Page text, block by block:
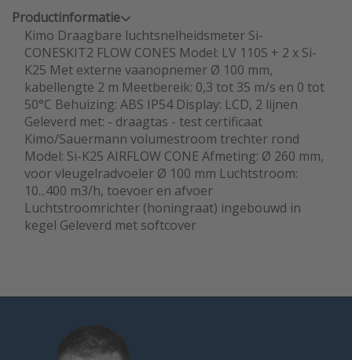
Productinformatie
Kimo Draagbare luchtsnelheidsmeter Si-
CONESKIT2 FLOW CONES Model: LV 110S + 2 x Si-
K25 Met externe vaanopnemer Ø 100 mm,
kabellengte 2 m Meetbereik: 0,3 tot 35 m/s en 0 tot
50°C Behuizing: ABS IP54 Display: LCD, 2 lijnen
Geleverd met: - draagtas - test certificaat
Kimo/Sauermann volumestroom trechter rond
Model: Si-K25 AIRFLOW CONE Afmeting: Ø 260 mm,
voor vleugelradvoeler Ø 100 mm Luchtstroom:
10...400 m3/h, toevoer en afvoer
Luchtstroomrichter (honingraat) ingebouwd in
kegel Geleverd met softcover